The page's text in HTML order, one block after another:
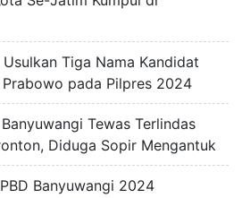
Tiga Nama Kandidat
pada Pilpres 2024
Tewas Terlindas
Diduga Sopir Mengantuk
Banyuwangi 2024